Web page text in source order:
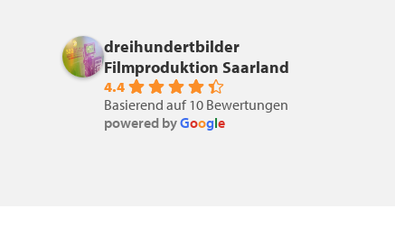
dreihundertbilder
Filmproduktion Saarland
4.4
Basierend auf 10 Bewertungen
powered byGoogle